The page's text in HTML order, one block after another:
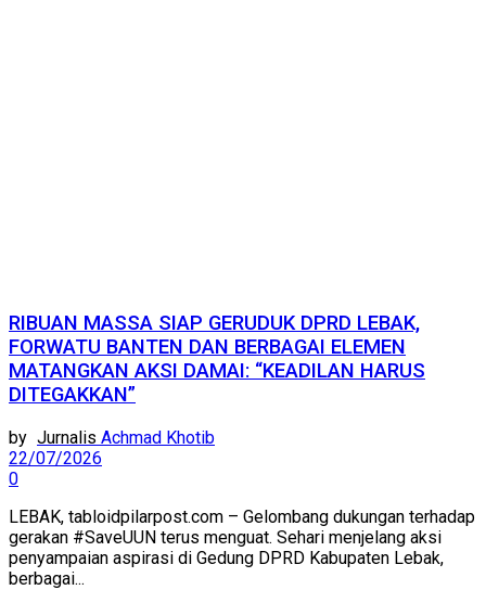
RIBUAN MASSA SIAP GERUDUK DPRD LEBAK,
FORWATU BANTEN DAN BERBAGAI ELEMEN
MATANGKAN AKSI DAMAI: “KEADILAN HARUS
DITEGAKKAN”
by
Achmad Khotib
22/07/2026
0
LEBAK, tabloidpilarpost.com – Gelombang dukungan terhadap
gerakan #SaveUUN terus menguat. Sehari menjelang aksi
penyampaian aspirasi di Gedung DPRD Kabupaten Lebak,
berbagai...